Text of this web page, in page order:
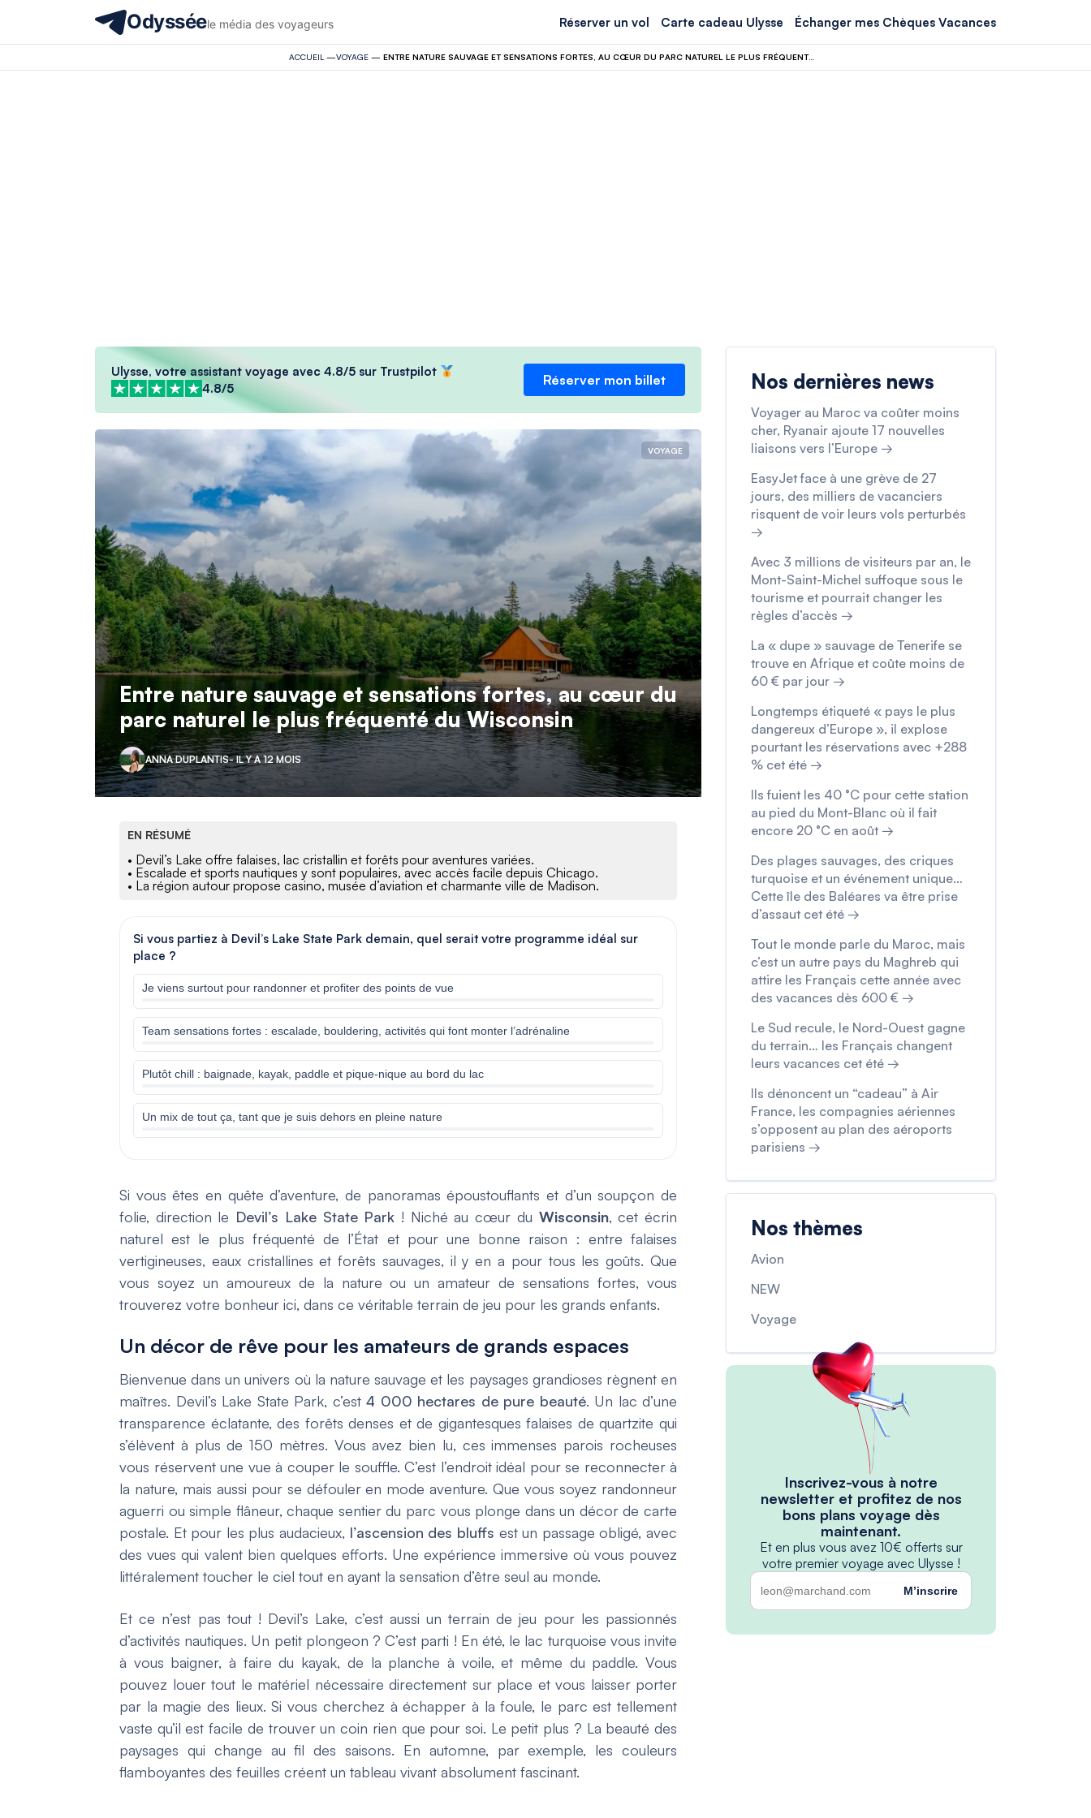
Odysséele média des voyageurs Réserver un vol Carte cadeau Ulysse Échanger mes Chèques Vacances
ACCUEIL —VOYAGE— ENTRE NATURE SAUVAGE ET SENSATIONS FORTES, AU CŒUR DU PARC NATUREL LE PLUS FRÉQUENTÉ DU WISCONSIN
Ulysse, votre assistant voyage avec 4.8/5 sur Trustpilot
4.8/5
Réserver mon billet
VOYAGE
Entre nature sauvage et sensations fortes, au cœur du
parc naturel le plus fréquenté du Wisconsin
ANNA DUPLANTIS- IL Y A 12 MOIS
EN RÉSUMÉ
• Devil’s Lake offre falaises, lac cristallin et forêts pour aventures variées.
• Escalade et sports nautiques y sont populaires, avec accès facile depuis Chicago.
• La région autour propose casino, musée d’aviation et charmante ville de Madison.
Si vous partiez à Devil’s Lake State Park demain, quel serait votre programme idéal sur
place ?
Je viens surtout pour randonner et profiter des points de vue
Team sensations fortes : escalade, bouldering, activités qui font monter l’adrénaline
Plutôt chill : baignade, kayak, paddle et pique-nique au bord du lac
Un mix de tout ça, tant que je suis dehors en pleine nature
Si vous êtes en quête d’aventure, de panoramas époustouflants et d’un soupçon de
folie, direction le Devil’s Lake State Park ! Niché au cœur du Wisconsin, cet écrin
naturel est le plus fréquenté de l’État et pour une bonne raison : entre falaises
vertigineuses, eaux cristallines et forêts sauvages, il y en a pour tous les goûts. Que
vous soyez un amoureux de la nature ou un amateur de sensations fortes, vous
trouverez votre bonheur ici, dans ce véritable terrain de jeu pour les grands enfants.
Un décor de rêve pour les amateurs de grands espaces
Bienvenue dans un univers où la nature sauvage et les paysages grandioses règnent en
maîtres. Devil’s Lake State Park, c’est 4 000 hectares de pure beauté. Un lac d’une
transparence éclatante, des forêts denses et de gigantesques falaises de quartzite qui
s’élèvent à plus de 150 mètres. Vous avez bien lu, ces immenses parois rocheuses
vous réservent une vue à couper le souffle. C’est l’endroit idéal pour se reconnecter à
la nature, mais aussi pour se défouler en mode aventure. Que vous soyez randonneur
aguerri ou simple flâneur, chaque sentier du parc vous plonge dans un décor de carte
postale. Et pour les plus audacieux, l’ascension des bluffs est un passage obligé, avec
des vues qui valent bien quelques efforts. Une expérience immersive où vous pouvez
littéralement toucher le ciel tout en ayant la sensation d’être seul au monde.
Et ce n’est pas tout ! Devil’s Lake, c’est aussi un terrain de jeu pour les passionnés
d’activités nautiques. Un petit plongeon ? C’est parti ! En été, le lac turquoise vous invite
à vous baigner, à faire du kayak, de la planche à voile, et même du paddle. Vous
pouvez louer tout le matériel nécessaire directement sur place et vous laisser porter
par la magie des lieux. Si vous cherchez à échapper à la foule, le parc est tellement
vaste qu’il est facile de trouver un coin rien que pour soi. Le petit plus ? La beauté des
paysages qui change au fil des saisons. En automne, par exemple, les couleurs
flamboyantes des feuilles créent un tableau vivant absolument fascinant.
Nos dernières news
Voyager au Maroc va coûter moins
cher, Ryanair ajoute 17 nouvelles
liaisons vers l’Europe →
EasyJet face à une grève de 27
jours, des milliers de vacanciers
risquent de voir leurs vols perturbés
→
Avec 3 millions de visiteurs par an, le
Mont-Saint-Michel suffoque sous le
tourisme et pourrait changer les
règles d’accès →
La « dupe » sauvage de Tenerife se
trouve en Afrique et coûte moins de
60 € par jour →
Longtemps étiqueté « pays le plus
dangereux d’Europe », il explose
pourtant les réservations avec +288
% cet été →
Ils fuient les 40 °C pour cette station
au pied du Mont-Blanc où il fait
encore 20 °C en août →
Des plages sauvages, des criques
turquoise et un événement unique…
Cette île des Baléares va être prise
d’assaut cet été →
Tout le monde parle du Maroc, mais
c’est un autre pays du Maghreb qui
attire les Français cette année avec
des vacances dès 600 € →
Le Sud recule, le Nord-Ouest gagne
du terrain… les Français changent
leurs vacances cet été →
Ils dénoncent un “cadeau” à Air
France, les compagnies aériennes
s’opposent au plan des aéroports
parisiens →
Nos thèmes
Avion
NEW
Voyage
Inscrivez-vous à notre
newsletter et profitez de nos
bons plans voyage dès
maintenant.
Et en plus vous avez 10€ offerts sur
votre premier voyage avec Ulysse !
M’inscrire